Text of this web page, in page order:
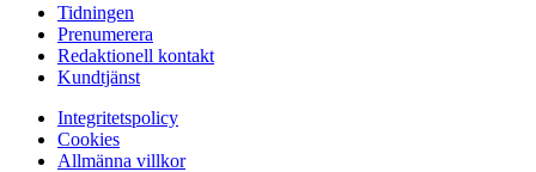
Tidningen
Prenumerera
Redaktionell kontakt
Kundtjänst
Integritetspolicy
Cookies
Allmänna villkor